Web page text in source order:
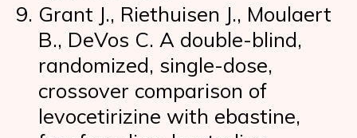
Grant J., Riethuisen J., Moulaert
B., DeVos C. A double-blind,
randomized, single-dose,
crossover comparison of
levocetirizine with ebastine,